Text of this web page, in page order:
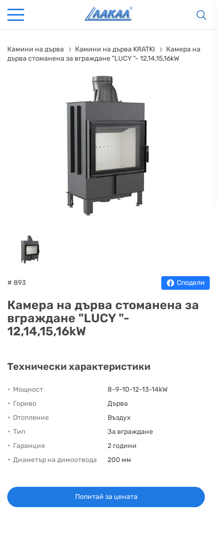
KАМИНИ
НА
Камини на дърва Камини на дърва KRATKI
Камера на
дърва стоманена за вграждане "LUCY "- 12,14,15,16kW
# 893 Сподели
Камера на дърва стоманена за
вграждане "LUCY "-
12,14,15,16kW
Технически характеристики
Мощност
8-9-10-12-13-14kW
Гориво
Дърва
Отопление
Въздух
Тип
За вграждане
Гаранция
2 години
Диаметър на димоотвода
200 мм
Попитай за цената